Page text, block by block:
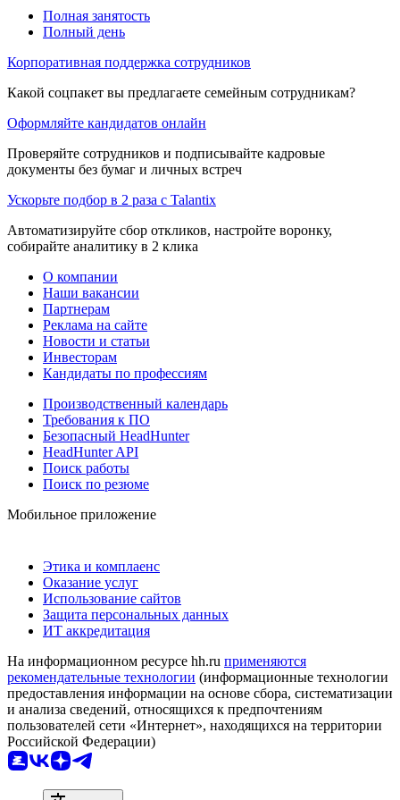
Полная занятость
Полный день
Корпоративная поддержка сотрудников
Какой соцпакет вы предлагаете семейным сотрудникам?
Оформляйте кандидатов онлайн
Проверяйте сотрудников и подписывайте кадровые
документы без бумаг и личных встреч
Ускорьте подбор в 2 раза с Talantix
Автоматизируйте сбор откликов, настройте воронку,
собирайте аналитику в 2 клика
О компании
Наши вакансии
Партнерам
Реклама на сайте
Новости и статьи
Инвесторам
Кандидаты по профессиям
Производственный календарь
Требования к ПО
Безопасный HeadHunter
HeadHunter API
Поиск работы
Поиск по резюме
Мобильное приложение
Этика и комплаенс
Оказание услуг
Использование сайтов
Защита персональных данных
ИТ аккредитация
На информационном ресурсе hh.ru применяются
рекомендательные технологии (информационные технологии
предоставления информации на основе сбора, систематизации
и анализа сведений, относящихся к предпочтениям
пользователей сети «Интернет», находящихся на территории
Российской Федерации)